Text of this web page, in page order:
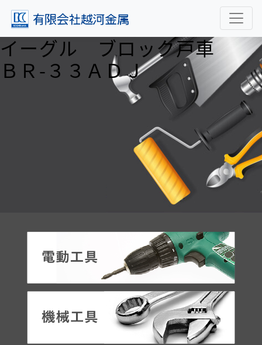
イーグル ブロック戸車
ＢＲ-３３ＡＤＪ